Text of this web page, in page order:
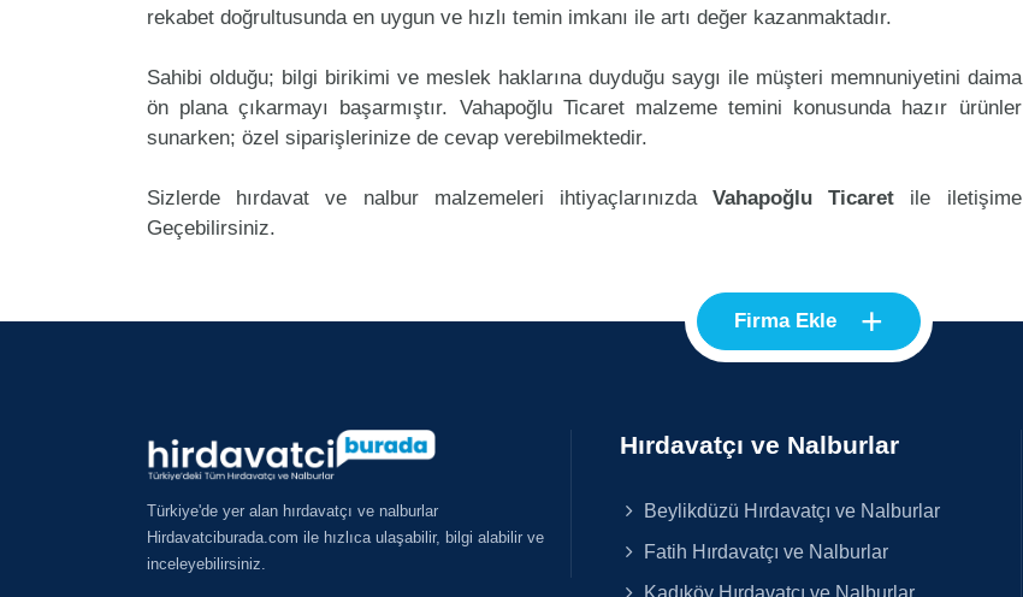
rekabet doğrultusunda en uygun ve hızlı temin imkanı ile artı değer kazanmaktadır.
Sahibi olduğu; bilgi birikimi ve meslek haklarına duyduğu saygı ile müşteri memnuniyetini daima
ön plana çıkarmayı başarmıştır. Vahapoğlu Ticaret malzeme temini konusunda hazır ürünler
sunarken; özel siparişlerinize de cevap verebilmektedir.
Sizlerde hırdavat ve nalbur malzemeleri ihtiyaçlarınızdaVahapoğlu Ticaret ile iletişime
Geçebilirsiniz.
Firma Ekle +
Türkiye'de yer alan hırdavatçı ve nalburlar
Hirdavatciburada.com ile hızlıca ulaşabilir, bilgi alabilir ve
inceleyebilirsiniz.
Hırdavatçı ve Nalburlar
Beylikdüzü Hırdavatçı ve Nalburlar
Fatih Hırdavatçı ve Nalburlar
Kadıköy Hırdavatçı ve Nalburlar